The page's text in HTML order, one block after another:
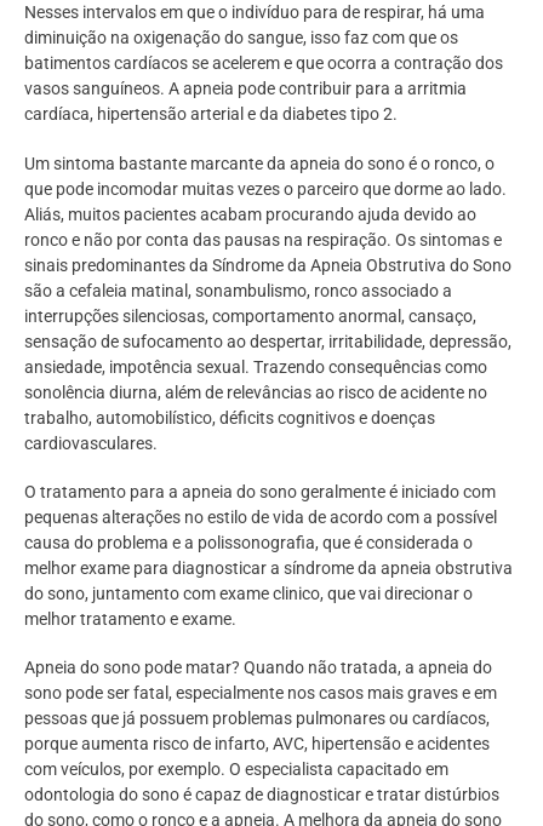
Nesses intervalos em que o indivíduo para de respirar, há uma
diminuição na oxigenação do sangue, isso faz com que os
batimentos cardíacos se acelerem e que ocorra a contração dos
vasos sanguíneos. A apneia pode contribuir para a arritmia
cardíaca, hipertensão arterial e da diabetes tipo 2.
Um sintoma bastante marcante da apneia do sono é o ronco, o
que pode incomodar muitas vezes o parceiro que dorme ao lado.
Aliás, muitos pacientes acabam procurando ajuda devido ao
ronco e não por conta das pausas na respiração. Os sintomas e
sinais predominantes da Síndrome da Apneia Obstrutiva do Sono
são a cefaleia matinal, sonambulismo, ronco associado a
interrupções silenciosas, comportamento anormal, cansaço,
sensação de sufocamento ao despertar, irritabilidade, depressão,
ansiedade, impotência sexual. Trazendo consequências como
sonolência diurna, além de relevâncias ao risco de acidente no
trabalho, automobilístico, déficits cognitivos e doenças
cardiovasculares.
O tratamento para a apneia do sono geralmente é iniciado com
pequenas alterações no estilo de vida de acordo com a possível
causa do problema e a polissonografia, que é considerada o
melhor exame para diagnosticar a síndrome da apneia obstrutiva
do sono, juntamento com exame clinico, que vai direcionar o
melhor tratamento e exame.
Apneia do sono pode matar? Quando não tratada, a apneia do
sono pode ser fatal, especialmente nos casos mais graves e em
pessoas que já possuem problemas pulmonares ou cardíacos,
porque aumenta risco de infarto, AVC, hipertensão e acidentes
com veículos, por exemplo. O especialista capacitado em
odontologia do sono é capaz de diagnosticar e tratar distúrbios
do sono, como o ronco e a apneia. A melhora da apneia do sono